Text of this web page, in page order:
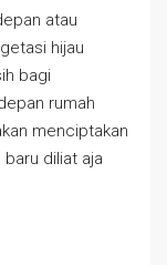
atau
hijau
bagi
rumah
menciptakan
baru diliat aja